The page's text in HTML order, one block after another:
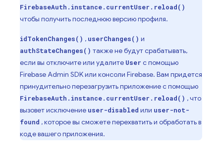
FirebaseAuth.instance.currentUser.reload()
чтобы получить последнюю версию профиля.
idTokenChanges() , userChanges() и
authStateChanges() также не будут срабатывать,
если вы отключите или удалите User с помощью
Firebase Admin SDK или консоли Firebase. Вам придется
принудительно перезагрузить приложение с помощью
FirebaseAuth.instance.currentUser.reload() , что
вызовет исключение user-disabled или user-not-
found , которое вы сможете перехватить и обработать в
коде вашего приложения.